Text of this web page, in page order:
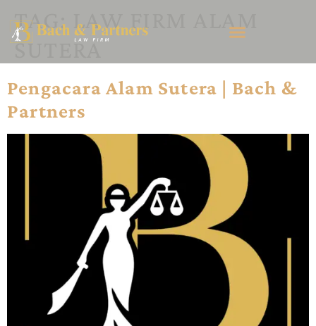
TAG: LAW FIRM ALAM
SUTERA
Pengacara Alam Sutera | Bach &
Partners